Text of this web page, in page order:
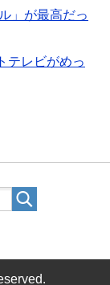
」が最高だっ
テレビがめっ